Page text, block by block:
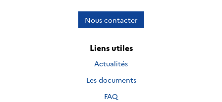
Nous contacter
Liens utiles
Actualités
Les documents
FAQ